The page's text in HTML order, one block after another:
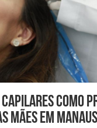
como
mães em Manaus